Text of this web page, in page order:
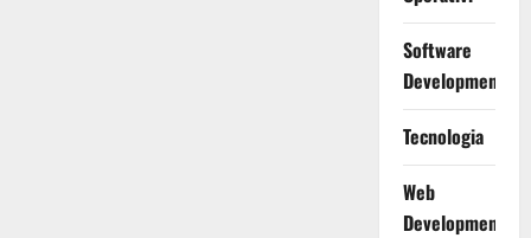
Software
Development
Tecnologia
Web
Development